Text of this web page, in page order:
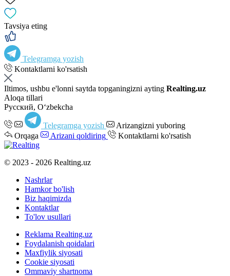
Tavsiya eting
Telegramga yozish
Kontaktlarni ko'rsatish
Iltimos, ushbu e'lonni saytda topganingizni ayting Realting.uz
Aloqa tillari
Русский, Oʻzbekcha
Telegramga yozish
Arizangizni yuboring
Orqaga
Arizani qoldiring Kontaktlarni ko'rsatish
© 2023 - 2026 Realting.uz
Nashrlar
Hamkor bo'lish
Biz haqimizda
Kontaktlar
To'lov usullari
Reklama Realting.uz
Foydalanish qoidalari
Maxfiylik siyosati
Cookie siyosati
Ommaviy shartnoma